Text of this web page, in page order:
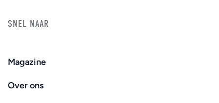
SNEL NAAR
Magazine
Over ons